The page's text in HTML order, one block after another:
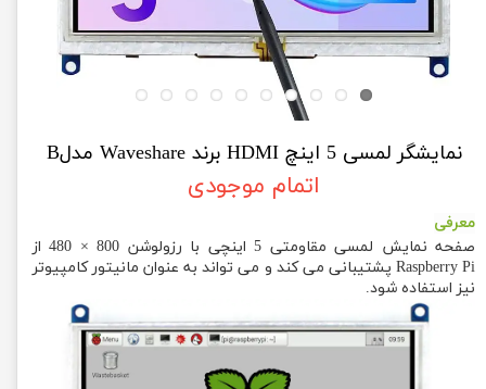
نمایشگر لمسی 5 اینچ HDMI برند Waveshare مدلB
اتمام موجودی
معرفی
صفحه نمایش لمسی مقاومتی 5 اینچی با رزولوشن 800 × 480 از
Raspberry Pi پشتیبانی می کند و می تواند به عنوان مانیتور کامپیوتر
نیز استفاده شود.